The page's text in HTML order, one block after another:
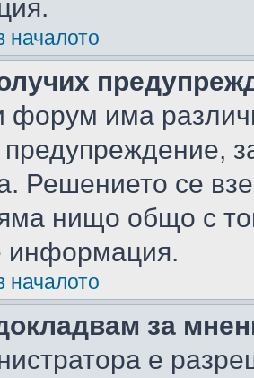
началото
форум има
Решението се
нищо общо с
информация.
началото
за
е